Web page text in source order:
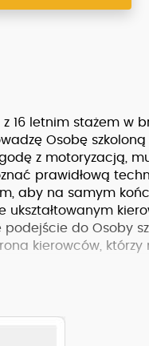
16 letnim stażem w
Osobę
z motoryzacją,
prawidłową
aby na samym
do Osoby
kierowców,